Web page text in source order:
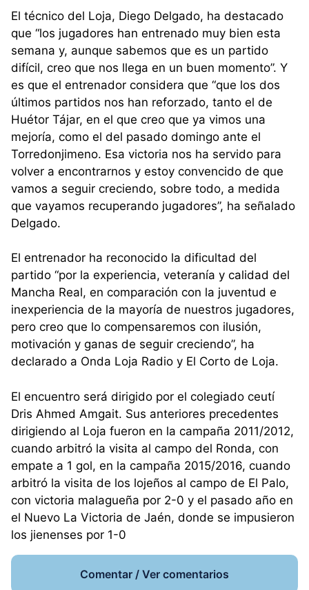
El técnico del Loja, Diego Delgado, ha destacado
que “los jugadores han entrenado muy bien esta
semana y, aunque sabemos que es un partido
difícil, creo que nos llega en un buen momento”. Y
es que el entrenador considera que “que los dos
últimos partidos nos han reforzado, tanto el de
Huétor Tájar, en el que creo que ya vimos una
mejoría, como el del pasado domingo ante el
Torredonjimeno. Esa victoria nos ha servido para
volver a encontrarnos y estoy convencido de que
vamos a seguir creciendo, sobre todo, a medida
que vayamos recuperando jugadores”, ha señalado
Delgado.
El entrenador ha reconocido la dificultad del
partido “por la experiencia, veteranía y calidad del
Mancha Real, en comparación con la juventud e
inexperiencia de la mayoría de nuestros jugadores,
pero creo que lo compensaremos con ilusión,
motivación y ganas de seguir creciendo”, ha
declarado a Onda Loja Radio y El Corto de Loja.
El encuentro será dirigido por el colegiado ceutí
Dris Ahmed Amgait. Sus anteriores precedentes
dirigiendo al Loja fueron en la campaña 2011/2012,
cuando arbitró la visita al campo del Ronda, con
empate a 1 gol, en la campaña 2015/2016, cuando
arbitró la visita de los lojeños al campo de El Palo,
con victoria malagueña por 2-0 y el pasado año en
el Nuevo La Victoria de Jaén, donde se impusieron
los jienenses por 1-0
Comentar / Ver comentarios